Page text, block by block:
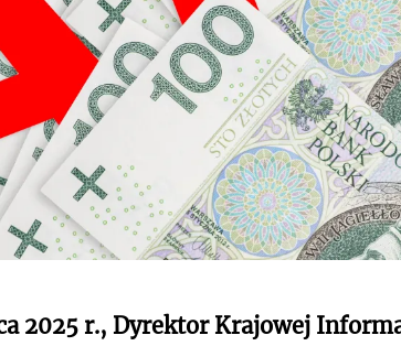
2025 r., Dyrektor Krajowej